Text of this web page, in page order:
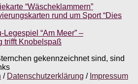
“Wäscheklammern”
rund um Sport “Dies
“Am Meer” –
trifft Knobelspaß
gekennzeichnet sind, sind
/ Datenschutzerklärung / Impressum